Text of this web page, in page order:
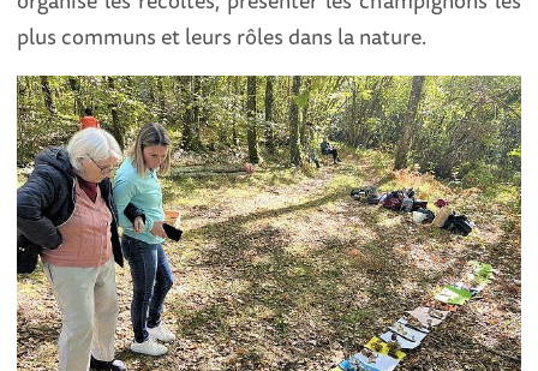
plus communs et leurs rôles dans la nature.